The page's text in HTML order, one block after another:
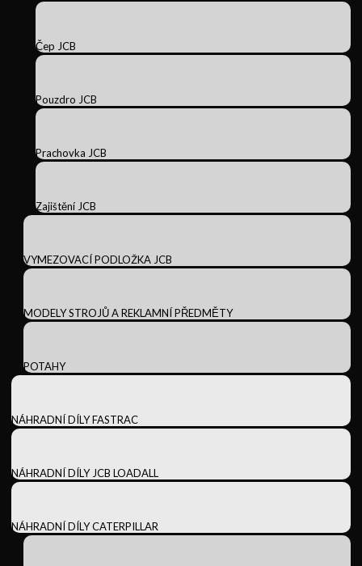
Čep JCB
Pouzdro JCB
Prachovka JCB
Zajištění JCB
VYMEZOVACÍ PODLOŽKA JCB
MODELY STROJŮ A REKLAMNÍ PŘEDMĚTY
POTAHY
NÁHRADNÍ DÍLY FASTRAC
NÁHRADNÍ DÍLY JCB LOADALL
NÁHRADNÍ DÍLY CATERPILLAR